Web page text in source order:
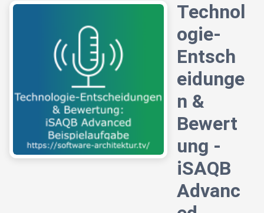
Technol
ogie-
Entsch
eidunge
n &
Bewert
ung -
iSAQB
Advanc